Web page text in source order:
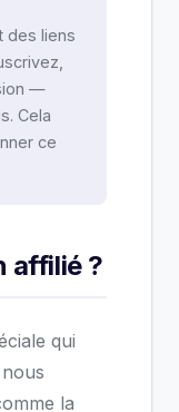
des liens
—
Cela
ce
affilié ?
qui
la